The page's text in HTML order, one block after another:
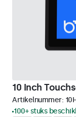
10 Inch
Artikelnummer:
100+ stuks